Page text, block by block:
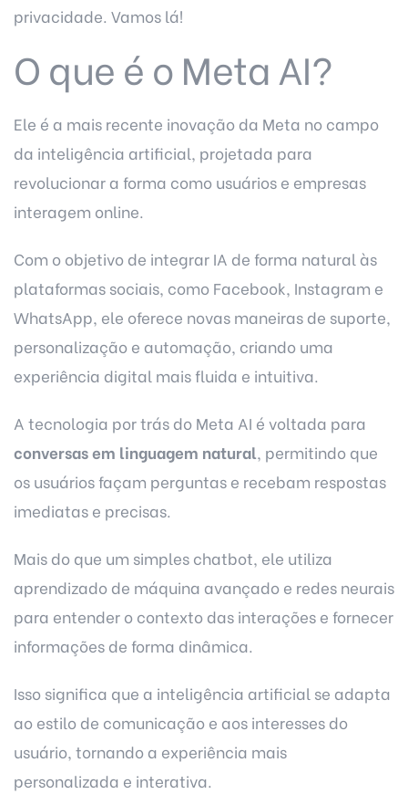
privacidade. Vamos lá!
O que é o Meta AI?
Ele é a mais recente inovação da Meta no campo
da inteligência artificial, projetada para
revolucionar a forma como usuários e empresas
interagem online.
Com o objetivo de integrar IA de forma natural às
plataformas sociais, como Facebook, Instagram e
WhatsApp, ele oferece novas maneiras de suporte,
personalização e automação, criando uma
experiência digital mais fluida e intuitiva.
A tecnologia por trás do Meta AI é voltada para
conversas em linguagem natural, permitindo que
os usuários façam perguntas e recebam respostas
imediatas e precisas.
Mais do que um simples chatbot, ele utiliza
aprendizado de máquina avançado e redes neurais
para entender o contexto das interações e fornecer
informações de forma dinâmica.
Isso significa que a inteligência artificial se adapta
ao estilo de comunicação e aos interesses do
usuário, tornando a experiência mais
personalizada e interativa.